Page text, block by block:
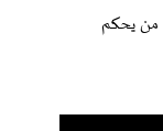
من يحكم